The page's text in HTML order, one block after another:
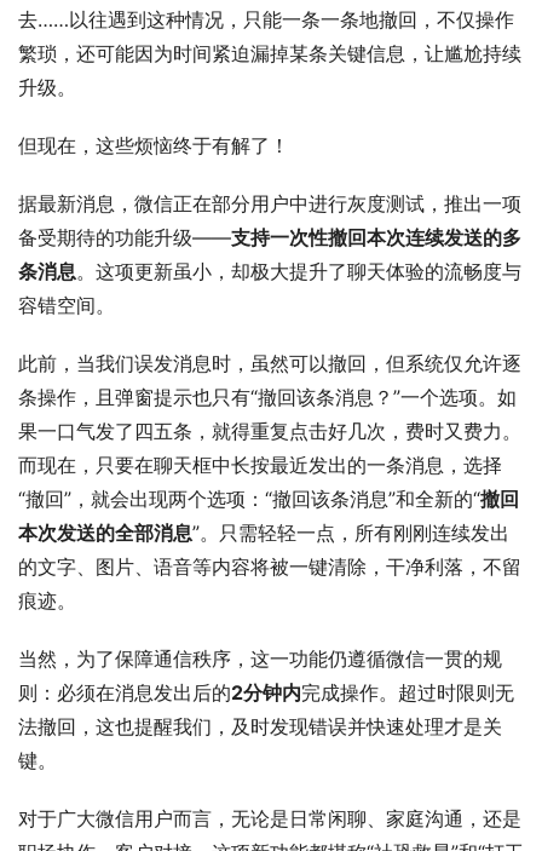
去……以往遇到这种情况，只能一条一条地撤回，不仅操作
繁琐，还可能因为时间紧迫漏掉某条关键信息，让尴尬持续
升级。
但现在，这些烦恼终于有解了！
据最新消息，微信正在部分用户中进行灰度测试，推出一项
备受期待的功能升级——支持一次性撤回本次连续发送的多
条消息。这项更新虽小，却极大提升了聊天体验的流畅度与
容错空间。
此前，当我们误发消息时，虽然可以撤回，但系统仅允许逐
条操作，且弹窗提示也只有“撤回该条消息？”一个选项。如
果一口气发了四五条，就得重复点击好几次，费时又费力。
而现在，只要在聊天框中长按最近发出的一条消息，选择
“撤回”，就会出现两个选项：“撤回该条消息”和全新的“撤回
本次发送的全部消息”。只需轻轻一点，所有刚刚连续发出
的文字、图片、语音等内容将被一键清除，干净利落，不留
痕迹。
当然，为了保障通信秩序，这一功能仍遵循微信一贯的规
则：必须在消息发出后的2分钟内完成操作。超过时限则无
法撤回，这也提醒我们，及时发现错误并快速处理才是关
键。
对于广大微信用户而言，无论是日常闲聊、家庭沟通，还是